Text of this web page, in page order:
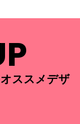
ススメデザ